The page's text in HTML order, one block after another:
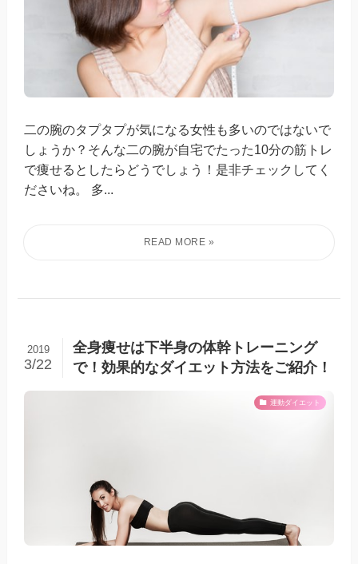
二の腕のタプタプが気になる女性も多いのではないで
しょうか？そんな二の腕が自宅でたった10分の筋トレ
で痩せるとしたらどうでしょう！是非チェックしてく
ださいね。 多...
全身痩せは下半身の体幹トレーニング
で！効果的なダイエット方法をご紹介！
2019
3/22
運動ダイエット